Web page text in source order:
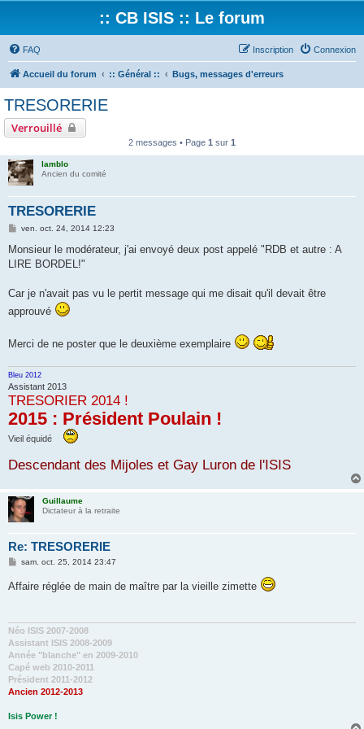
:: CB ISIS :: Le forum
FAQ Connexion
Inscription
Accueil du forum :: Général :: Bugs, messages d'erreurs
TRESORERIE
Verrouillé
2 messages • Page 1 sur 1
lamblo
Ancien du comité
TRESORERIE
M
s
a
ven. oct. 24, 2014 12:23
Monsieur le modérateur, j'ai envoyé deux post appelé "RDB et autre : A
LIRE BORDEL!"
Car je n'avait pas vu le pertit message qui me disait qu'il devait être
approuvé
Merci de ne poster que le deuxième exemplaire
Bleu 2012
Assistant 2013
TRESORIER 2014 !
2015 : Président Poulain !
Vieil équidé
Descendant des Mijoles et Gay Luron de l'ISIS
Guillaume
Dictateur à la retraite
Re: TRESORERIE
M
s
s
sam. oct. 25, 2014 23:47
Affaire réglée de main de maître par la vieille zimette
Néo ISIS 2007-2008
Assistant ISIS 2008-2009
Année "blanche" en 2009-2010
Capé web 2010-2011
Président 2011-2012
Ancien 2012-2013
Isis Power !